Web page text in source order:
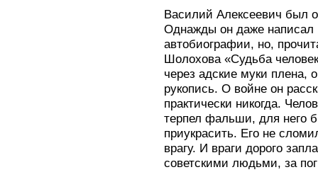
Василий Алексеевич был
Однажды он даже написал
автобиографии, но,
Шолохова «Судьба
через адские муки плена,
рукопись. О войне он
практически никогда.
терпел фальши, для него
приукрасить. Его не
врагу. И враги дорого
советскими людьми, за